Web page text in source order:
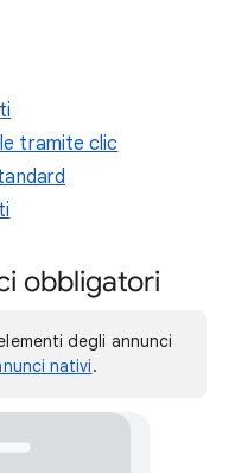
tramite clic
obbligatori
degli annunci
nativi.